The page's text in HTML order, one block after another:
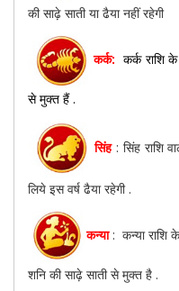
की साढ़े साती या ढैया नहीं रहेगी
कर्क: कर्क राशि
से मुक्त हैं .
सिंह: सिंह राशि
लिये इस वर्ष ढैया रहेगी .
कन्या: कन्या राशि
शनि की साढ़े साती से मुक्त है .